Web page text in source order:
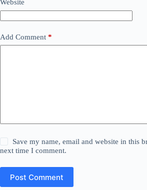
Website
Add Comment *
Save my name, email and website in this
next time I comment.
Post Comment